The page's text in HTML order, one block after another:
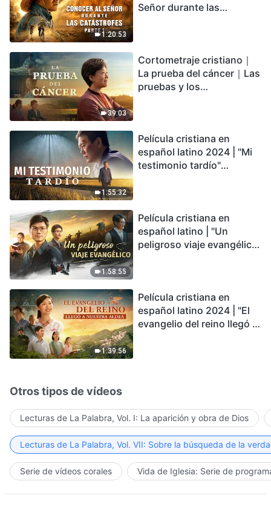
1:20:53
Señor durante las
encontrarás refugio?
39:03
Cortometraje cristiano｜
La prueba del cáncer｜Las
pruebas y los
1:55:32
Película cristiana en
español latino 2024 | "Mi
testimonio tardío"
conmovedor
1:58:55
Película cristiana en
español latino | "Un
peligroso viaje evangélico"
1:39:56
Película cristiana en
español latino 2024 | "El
evangelio del reino llegó a
Otros tipos de vídeos
Lecturas de La Palabra, Vol. I: La aparición y obra de Dios
Lecturas de La Palabra, Vol. VII: Sobre la búsqueda de la
Serie de vídeos corales Vida de Iglesia: Serie de